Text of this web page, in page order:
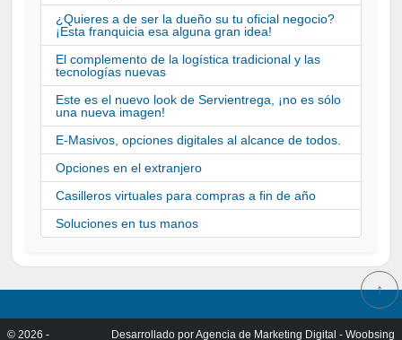
¿Quieres a de ser la dueño su tu oficial negocio?
¡Esta franquicia esa alguna gran idea!
El complemento de la logística tradicional y las
tecnologías nuevas
Este es el nuevo look de Servientrega, ¡no es sólo
una nueva imagen!
E-Masivos, opciones digitales al alcance de todos.
Opciones en el extranjero
Casilleros virtuales para compras a fin de año
Soluciones en tus manos
↑
© 2026 - Desarrollado porAgencia de Marketing Digital - Woobsing